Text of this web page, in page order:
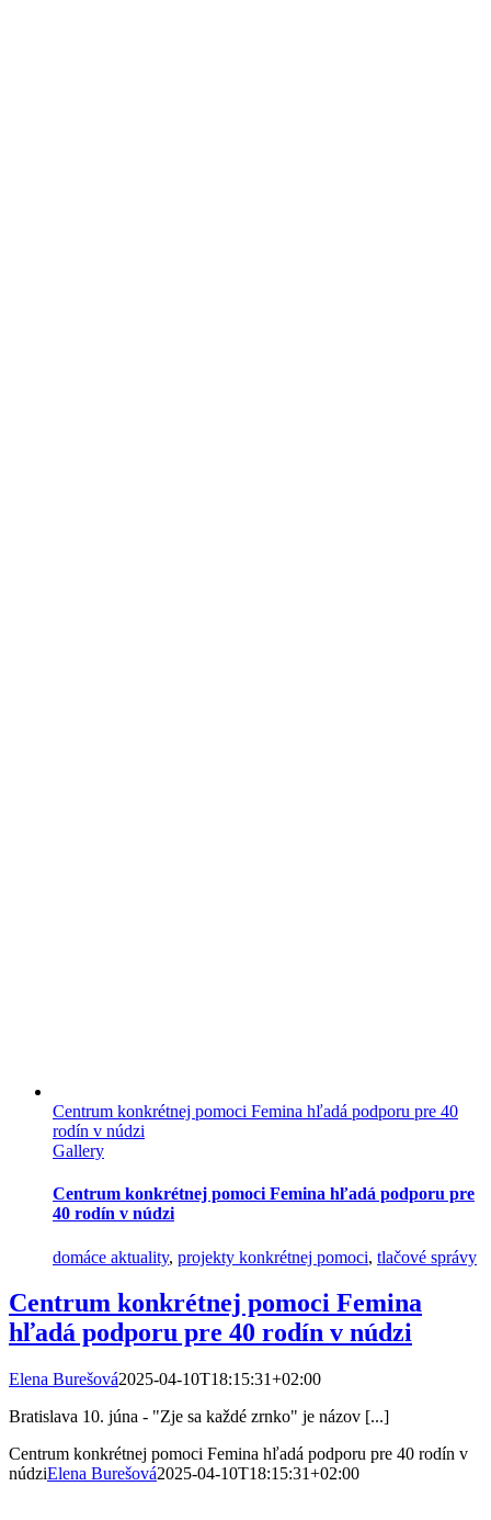
Centrum konkrétnej pomoci Femina hľadá podporu pre 40
rodín v núdzi
Gallery
Centrum konkrétnej pomoci Femina hľadá podporu pre
40 rodín v núdzi
domáce aktuality, projekty konkrétnej pomoci, tlačové správy
Centrum konkrétnej pomoci Femina
hľadá podporu pre 40 rodín v núdzi
Elena Burešová2025-04-10T18:15:31+02:00
Bratislava 10. júna - "Zje sa každé zrnko" je názov [...]
Centrum konkrétnej pomoci Femina hľadá podporu pre 40 rodín v
núdziElena Burešová2025-04-10T18:15:31+02:00